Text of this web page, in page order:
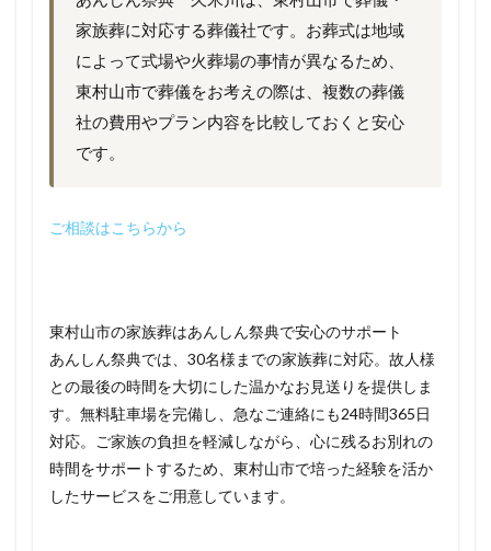
家族葬に対応する葬儀社です。お葬式は地域
によって式場や火葬場の事情が異なるため、
東村山市で葬儀をお考えの際は、複数の葬儀
社の費用やプラン内容を比較しておくと安心
です。
ご相談はこちらから
東村山市の家族葬はあんしん祭典で安心のサポート
あんしん祭典では、30名様までの家族葬に対応。故人様
との最後の時間を大切にした温かなお見送りを提供しま
す。無料駐車場を完備し、急なご連絡にも24時間365日
対応。ご家族の負担を軽減しながら、心に残るお別れの
時間をサポートするため、東村山市で培った経験を活か
したサービスをご用意しています。